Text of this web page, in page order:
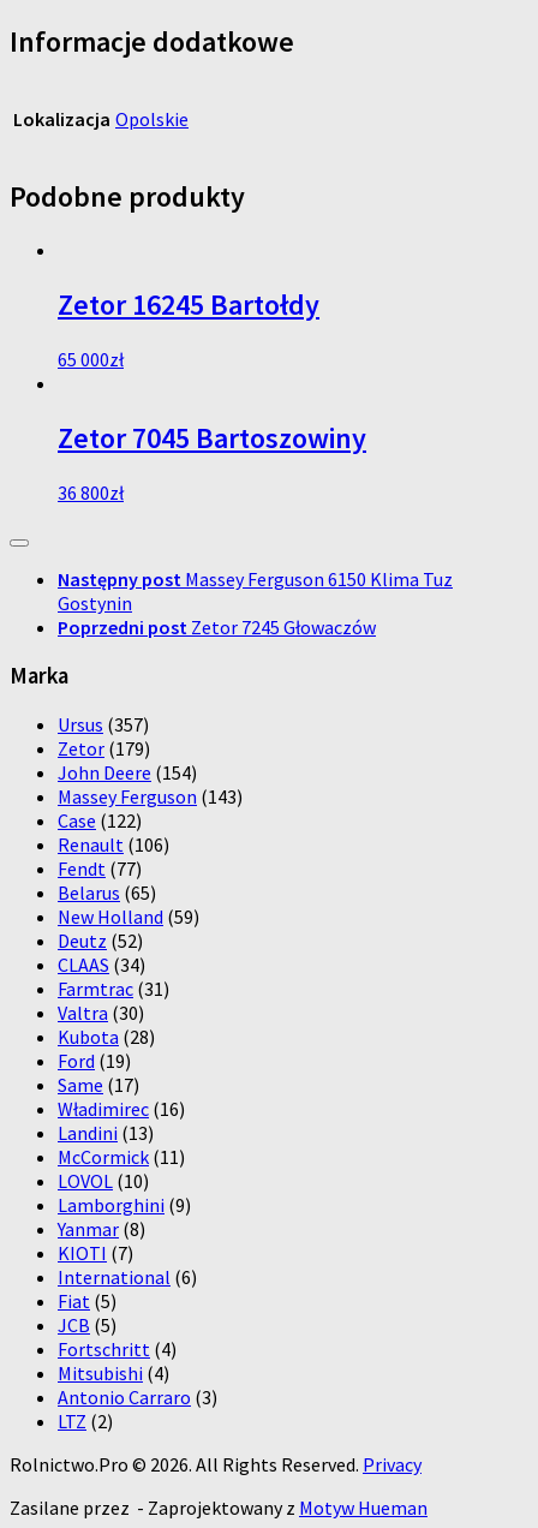
Informacje dodatkowe
Lokalizacja Opolskie
Podobne produkty
Zetor 16245 Bartołdy
65 000zł
Zetor 7045 Bartoszowiny
36 800zł
Następny post Massey Ferguson 6150 Klima Tuz
Gostynin
Poprzedni post Zetor 7245 Głowaczów
Marka
Ursus (357)
Zetor (179)
John Deere (154)
Massey Ferguson (143)
Case (122)
Renault (106)
Fendt (77)
Belarus (65)
New Holland (59)
Deutz (52)
CLAAS (34)
Farmtrac (31)
Valtra (30)
Kubota (28)
Ford (19)
Same (17)
Władimirec (16)
Landini (13)
McCormick (11)
LOVOL (10)
Lamborghini (9)
Yanmar (8)
KIOTI (7)
International (6)
Fiat (5)
JCB (5)
Fortschritt (4)
Mitsubishi (4)
Antonio Carraro (3)
LTZ (2)
Rolnictwo.Pro © 2026. All Rights Reserved. Privacy
Zasilane przez - Zaprojektowany z Motyw Hueman